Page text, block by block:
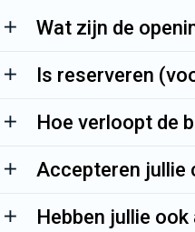
Wat zijn de
Is reserveren
Hoe verloopt de
Accepteren jullie
Hebben jullie